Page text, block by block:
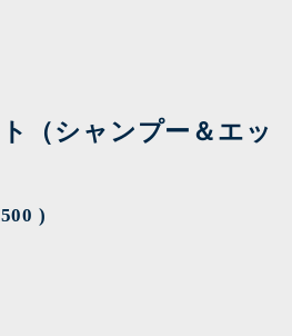
（シャンプー＆エッ
)